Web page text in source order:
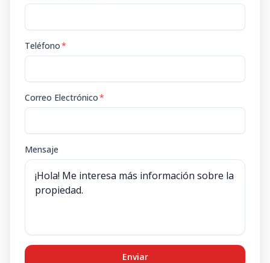
Teléfono*
Correo Electrónico*
Mensaje
Enviar